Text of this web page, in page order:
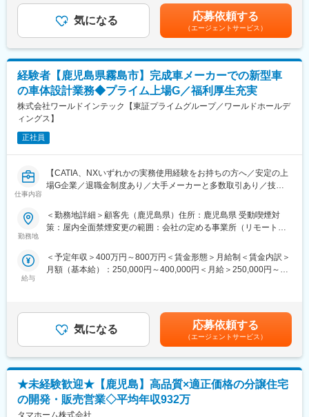
■本配属後
・各事業所の課題や目的に合わせてマネジメント業務に専念頂き
【キャリアパス（例）】
・医療介護スタッフ（2週間程度の基礎研修必要資格取得、現場業
務）
・サービスリーダー（入社3カ月～※研修期間）
・サービス提供責任者（入社半年／年収420～650万円）
・サービスマネージャー（入社1年／年収560～700万円）
・エリアマネージャー（入社1年～／年収700～800万円）
・ブロックマネージャー（年収800～900万円）
・ゼネラルマネージャー（年収900～1200万円）
将来的には、適性を考慮しながら契約支援や衛星関連施設の運用
改善なども担当していただきます。
い、衛星の打ち上げ機会も増加しています。そのため、国内外の
顧客に対する対応力を強化する必要があり、今回の募集を行って
います。
■働き方
種子島に駐在し、原則としてJAXA種子島宇宙センター内の事務所
で勤務いただきます。
衛星顧客との窓口業務を担当するグループに所属し、入社後は
OJTを通じて業務を習得していただきます。
希望に応じて業務を分担しながら経験を積んでいただきます。将
来的には、それらを取りまとめるポジションでご活躍いただくこ
■業務の魅力
変更の範囲：会社の定める業務
じて上下する可能性があります。月給(月額)は固定手当を含めた表
記です。気になる 応募依頼する
（エージェントサービス）
経験者【鹿児島県霧島市】完成車メーカーでの新型車
の車体設計業務◆プライム上場G／福利厚生充実
株式会社ワールドインテック【東証プライムグループ／ワールドホールデ
ィングス】
正社員
仕事内容
【CATIA、NXいずれかの実務使用経験をお持ちの方へ／安定の上
場G企業／退職金制度あり／大手メーカーと多数取引あり／技術
◆業務内容
・性能や生技要件成立性の検証
・モノ、図面を用いた検討（設計検討、不具合対策検討など）
・報告用の資料作成
◆使用ツール
・CATIA
・NX
◆募集業務の具体的なキャリアパス
社内に食堂や売店、軽食の自販機あり
勤務地
＜勤務地詳細＞顧客先（鹿児島県）住所：鹿児島県 受動喫煙対
策：屋内全面禁煙変更の範囲：会社の定める事業所（リモートワ
給与
＜予定年収＞400万円～800万円＜賃金形態＞月給制＜賃金内訳＞
月額（基本給）：250,000円～400,000円＜月給＞250,000円～
度実績3.00ヶ月分賃金はあくまでも目安の金額であり、選考を通
じて上下する可能性があります。月給(月額)は固定手当を含めた表
記です。
気になる 応募依頼する
（エージェントサービス）
★未経験歓迎★【鹿児島】高品質×適正価格の分譲住宅
の開発・販売営業◇平均年収932万
タマホーム株式会社